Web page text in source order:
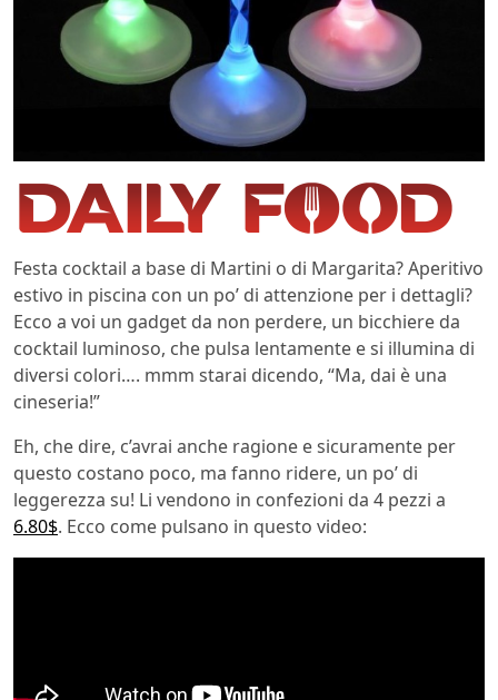
Festa cocktail a base di Martini o di Margarita? Aperitivo
estivo in piscina con un po’ di attenzione per i dettagli?
Ecco a voi un gadget da non perdere, un bicchiere da
cocktail luminoso, che pulsa lentamente e si illumina di
diversi colori…. mmm starai dicendo, “Ma, dai è una
cineseria!”
Eh, che dire, c’avrai anche ragione e sicuramente per
questo costano poco, ma fanno ridere, un po’ di
leggerezza su! Li vendono in confezioni da 4 pezzi a
6.80$. Ecco come pulsano in questo video: